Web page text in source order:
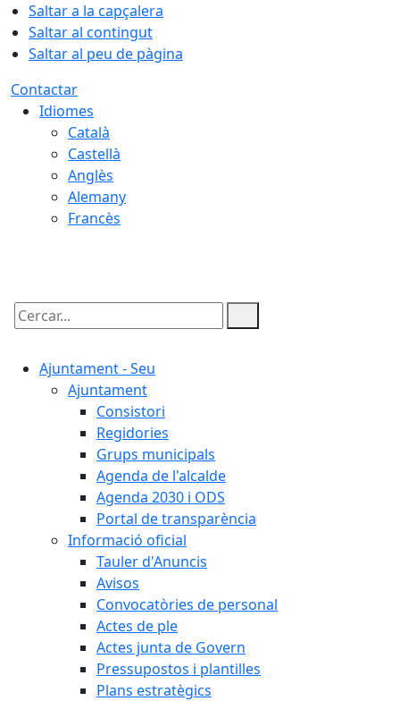
Saltar a la capçalera
Saltar al contingut
Saltar al peu de pàgina
Contactar
Idiomes
Català
Castellà
Anglès
Alemany
Francès
Cercar:
Ajuntament - Seu
Ajuntament
Consistori
Regidories
Grups municipals
Agenda de l'alcalde
Agenda 2030 i ODS
Portal de transparència
Informació oficial
Tauler d'Anuncis
Avisos
Convocatòries de personal
Actes de ple
Actes junta de Govern
Pressupostos i plantilles
Plans estratègics